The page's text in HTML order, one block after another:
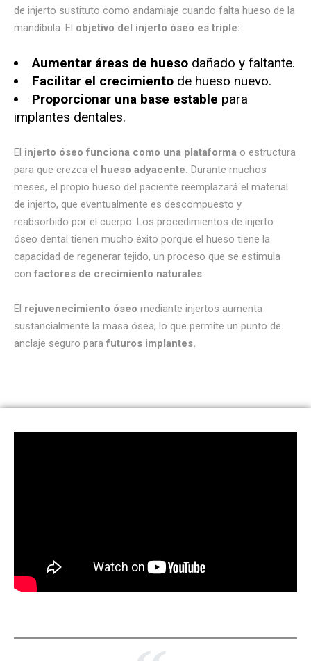
de injerto sustituto como andamiaje cuando falta hueso de la
mandíbula. El objetivo del injerto óseo es triple:
Aumentar áreas de hueso dañado y faltante.
Facilitar el crecimiento de hueso nuevo.
Proporcionar una base estable para
implantes dentales.
El injerto óseo funciona como una plataforma o estructura
para que crezca el hueso adyacente. Durante muchos
meses, el propio hueso del paciente reemplazará el material
de injerto, que eventualmente es descompuesto y
reabsorbido por el cuerpo. Los procedimientos de injerto
óseo dental tienen mucho éxito porque el hueso tiene la
capacidad de regenerar tejido, un proceso que se estimula
con factores de crecimiento naturales.
El rejuvenecimiento óseo mediante injertos aumenta
sustancialmente la masa ósea, lo que permite un punto de
anclaje seguro para futuros implantes.